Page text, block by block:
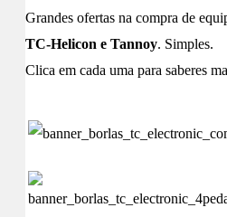
Grandes ofertas na compra de
TC-Helicon e Tannoy. Simples.
Clica em cada uma para saberes